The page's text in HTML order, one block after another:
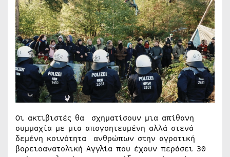
Οι ακτιβιστές θα σχηματίσουν μια απίθανη
συμμαχία με μια απογοητευμένη αλλά στενά
δεμένη κοινότητα ανθρώπων στην αγροτική
βορειοανατολική Αγγλία που έχουν περάσει 30